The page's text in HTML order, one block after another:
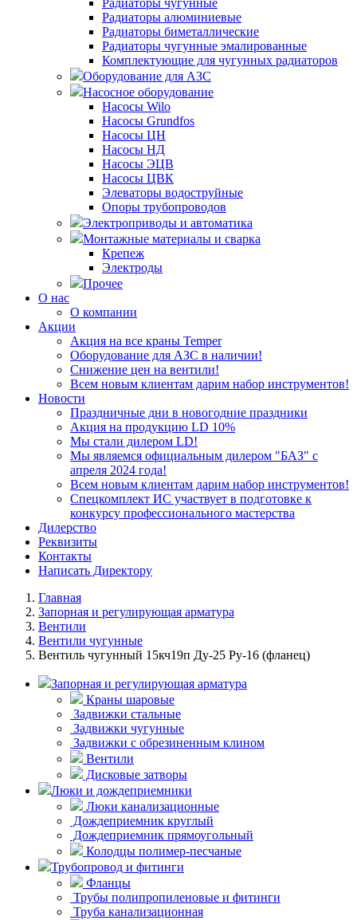
Радиаторы чугунные
Радиаторы алюминиевые
Радиаторы биметаллические
Радиаторы чугунные эмалированные
Комплектующие для чугунных радиаторов
Оборудование для АЗС
Насосное оборудование
Насосы Wilo
Насосы Grundfos
Насосы ЦН
Насосы НД
Насосы ЭЦВ
Насосы ЦВК
Элеваторы водоструйные
Опоры трубопроводов
Электроприводы и автоматика
Монтажные материалы и сварка
Крепеж
Электроды
Прочее
О нас
О компании
Акции
Акция на все краны Temper
Оборудование для АЗС в наличии!
Снижение цен на вентили!
Всем новым клиентам дарим набор инструментов!
Новости
Праздничные дни в новогодние праздники
Акция на продукцию LD 10%
Мы стали дилером LD!
Мы являемся официальным дилером "БАЗ" с
апреля 2024 года!
Всем новым клиентам дарим набор инструментов!
Спецкомплект ИС участвует в подготовке к
конкурсу профессионального мастерства
Дилерство
Реквизиты
Контакты
Написать Директору
Главная
Запорная и регулирующая арматура
Вентили
Вентили чугунные
Вентиль чугунный 15кч19п Ду-25 Ру-16 (фланец)
Запорная и регулирующая арматура
Краны шаровые
Задвижки стальные
Задвижки чугунные
Задвижки с обрезиненным клином
Вентили
Дисковые затворы
Люки и дождеприемники
Люки канализационные
Дождеприемник круглый
Дождеприемник прямоугольный
Колодцы полимер-песчаные
Трубопровод и фитинги
Фланцы
Трубы полипропиленовые и фитинги
Труба канализационная